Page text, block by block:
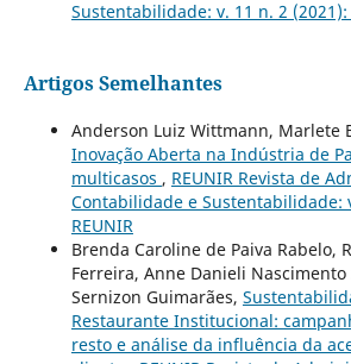
Sustentabilidade: v. 11 n. 2 (2021):
Artigos Semelhantes
Anderson Luiz Wittmann, Marlete
Inovação Aberta na Indústria de
multicasos , REUNIR Revista de
Contabilidade e Sustentabilidade:
REUNIR
Brenda Caroline de Paiva Rabelo,
Ferreira, Anne Danieli
Sernizon Guimarães,
Restaurante Institucional:
resto e análise da influência da